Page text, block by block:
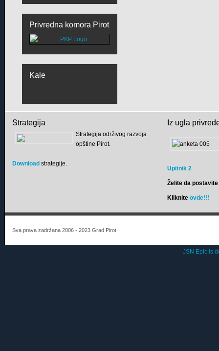
Privredna komora Pirot
Kale
Strategija
Strategija održivog razvoja
opštine Pirot.
Download strategije.
Iz ugla
Upitnik 2
Želite da
Kliknite ovde!!!
Sva prava zadržana 2006 - 2023 Grad Pirot
JSN Epic is